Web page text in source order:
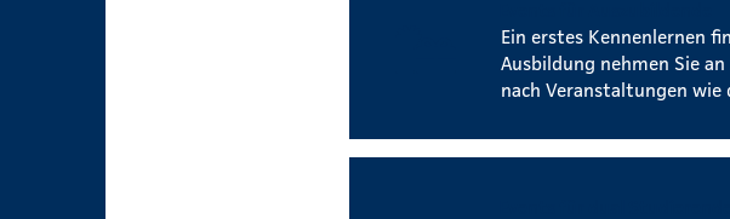
Ein erstes Kennenlernen
Ausbildung nehmen Sie
nach Veranstaltungen